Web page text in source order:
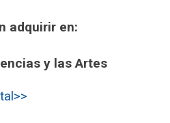
adquirir en:
y las Artes